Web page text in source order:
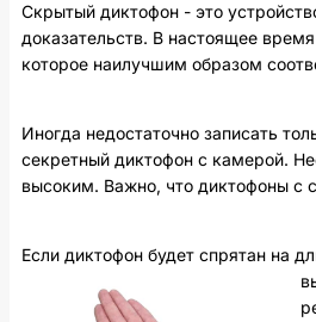
Скрытый диктофон - это
доказательств. В настоящее
которое наилучшим образом
Иногда недостаточно записать
секретный диктофон с камерой.
высоким. Важно, что диктофоны с
Если диктофон будет спрятан на